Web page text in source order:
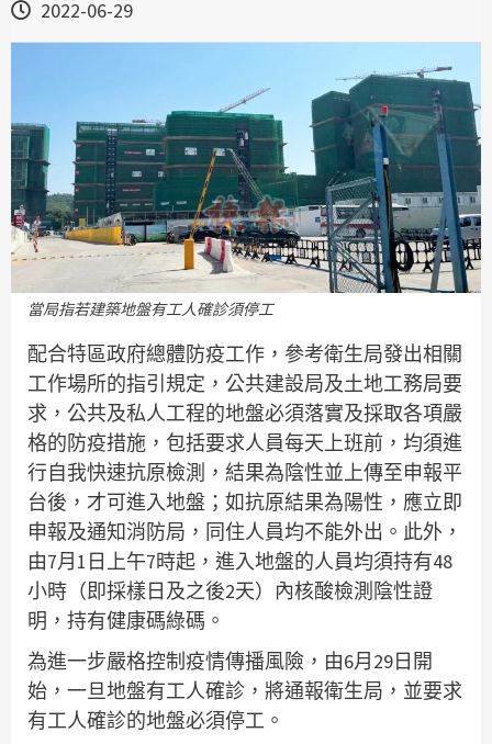
2022-06-29
當局指若建築地盤有工人確診須停工
配合特區政府總體防疫工作，參考衛生局發出相關
工作場所的指引規定，公共建設局及土地工務局要
求，公共及私人工程的地盤必須落實及採取各項嚴
格的防疫措施，包括要求人員每天上班前，均須進
行自我快速抗原檢測，結果為陰性並上傳至申報平
台後，才可進入地盤；如抗原結果為陽性，應立即
申報及通知消防局，同住人員均不能外出。此外，
由7月1日上午7時起，進入地盤的人員均須持有48
小時（即採樣日及之後2天）內核酸檢測陰性證
明，持有健康碼綠碼。
為進一步嚴格控制疫情傳播風險，由6月29日開
始，一旦地盤有工人確診，將通報衛生局，並要求
有工人確診的地盤必須停工。